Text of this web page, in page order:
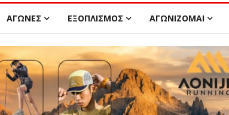
ΑΓΩΝΕΣ ΕΞΟΠΛΙΣΜΟΣ ΑΓΩΝΙΖΟΜΑΙ